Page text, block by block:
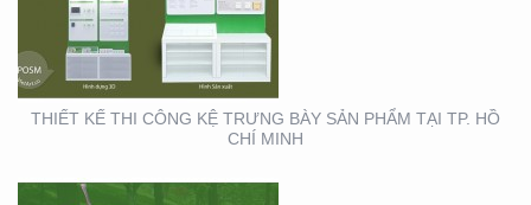
THIẾT KẾ THI CÔNG KỆ TRƯNG BÀY SẢN PHẨM TẠI TP. HỒ
CHÍ MINH
BOOTH SAMPLING TẠI
TP. HỒ CHÍ MINH